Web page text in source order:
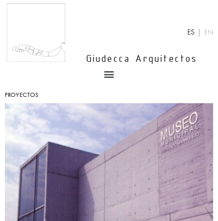
Giudecca Arquitectos
ES EN
Menu
PROYECTOS